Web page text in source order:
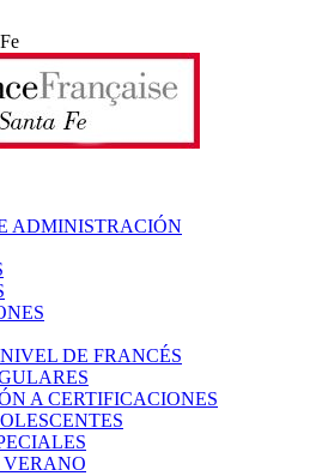
ADMINISTRACIÓN
DE FRANCÉS
A CERTIFICACIONES
VERANO